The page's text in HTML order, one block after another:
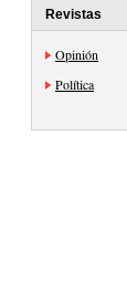
Revistas
Opinión
Política